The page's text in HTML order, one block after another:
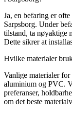
Ja, en befaring er
Sarpsborg. Under
tilstand, ta nøyaktige
Dette sikrer at
Hvilke materialer
Vanlige materialer
aluminium og PVC.
preferanser,
om det beste